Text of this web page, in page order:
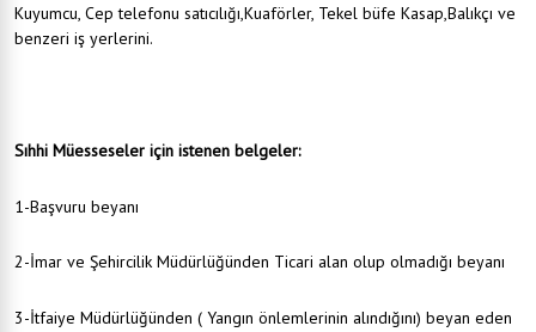
Kuyumcu, Cep telefonu satıcılığı,Kuaförler, Tekel büfe Kasap,Balıkçı ve
benzeri iş yerlerini.
Sıhhi Müesseseler için istenen belgeler:
1-Başvuru beyanı
2-İmar ve Şehircilik Müdürlüğünden Ticari alan olup olmadığı beyanı
3-İtfaiye Müdürlüğünden ( Yangın önlemlerinin alındığını) beyan eden